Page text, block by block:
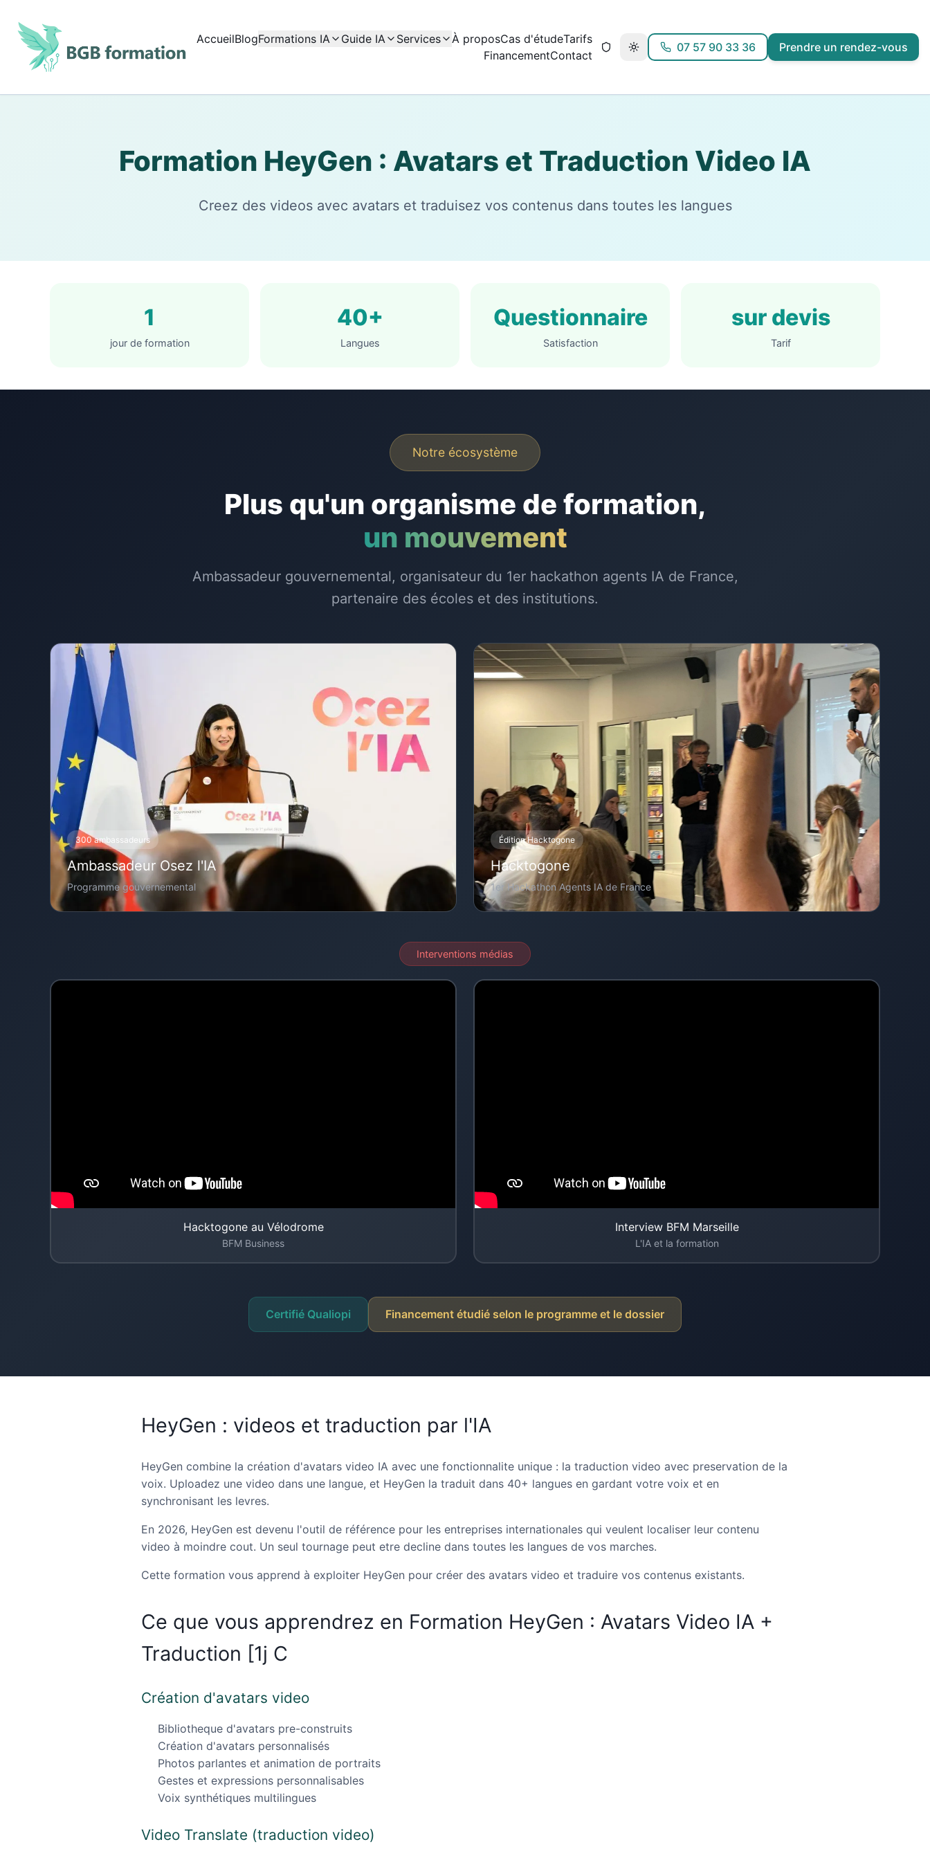
AccueilBlogFormations IA Guide IA Services À proposCas d'étudeTarifs
FinancementContact
07 57 90 33 36 Prendre un rendez-vous
Formation HeyGen : Avatars et Traduction Video IA
Creez des videos avec avatars et traduisez vos contenus dans toutes les langues
1
jour de formation
40+
Langues
Questionnaire
Satisfaction
sur devis
Tarif
Notre écosystème
Plus qu'un organisme de formation,
un mouvement
Ambassadeur gouvernemental, organisateur du 1er hackathon agents IA de France,
partenaire des écoles et des institutions.
300 ambassadeurs
Ambassadeur Osez l'IA
Programme gouvernemental
Édition Hacktogone
Hacktogone
1er Hackathon Agents IA de France
Interventions médias
Hacktogone au Vélodrome
BFM Business
Interview BFM Marseille
L'IA et la formation
Certifié Qualiopi Financement étudié selon le programme et le dossier
HeyGen : videos et traduction par l'IA
HeyGen combine la création d'avatars video IA avec une fonctionnalite unique : la traduction video avec preservation de la
voix. Uploadez une video dans une langue, et HeyGen la traduit dans 40+ langues en gardant votre voix et en
synchronisant les levres.
En 2026, HeyGen est devenu l'outil de référence pour les entreprises internationales qui veulent localiser leur contenu
video à moindre cout. Un seul tournage peut etre decline dans toutes les langues de vos marches.
Cette formation vous apprend à exploiter HeyGen pour créer des avatars video et traduire vos contenus existants.
Ce que vous apprendrez en Formation HeyGen : Avatars Video IA +
Traduction [1j C
Création d'avatars video
Bibliotheque d'avatars pre-construits
Création d'avatars personnalisés
Photos parlantes et animation de portraits
Gestes et expressions personnalisables
Voix synthétiques multilingues
Video Translate (traduction video)